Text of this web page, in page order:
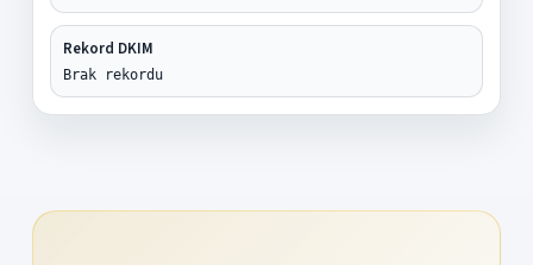
Rekord DKIM
Brak rekordu